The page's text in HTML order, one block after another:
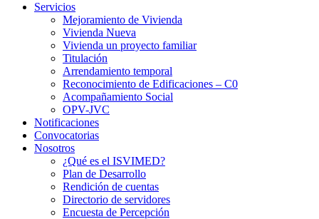
Servicios
Mejoramiento de Vivienda
Vivienda Nueva
Vivienda un proyecto familiar
Titulación
Arrendamiento temporal
Reconocimiento de Edificaciones – C0
Acompañamiento Social
OPV-JVC
Notificaciones
Convocatorias
Nosotros
¿Qué es el ISVIMED?
Plan de Desarrollo
Rendición de cuentas
Directorio de servidores
Encuesta de Percepción